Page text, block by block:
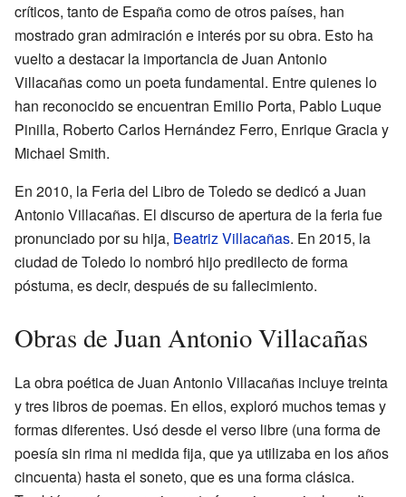
críticos, tanto de España como de otros países, han
mostrado gran admiración e interés por su obra. Esto ha
vuelto a destacar la importancia de Juan Antonio
Villacañas como un poeta fundamental. Entre quienes lo
han reconocido se encuentran Emilio Porta, Pablo Luque
Pinilla, Roberto Carlos Hernández Ferro, Enrique Gracia y
Michael Smith.
En 2010, la Feria del Libro de Toledo se dedicó a Juan
Antonio Villacañas. El discurso de apertura de la feria fue
pronunciado por su hija, Beatriz Villacañas. En 2015, la
ciudad de Toledo lo nombró hijo predilecto de forma
póstuma, es decir, después de su fallecimiento.
Obras de Juan Antonio Villacañas
La obra poética de Juan Antonio Villacañas incluye treinta
y tres libros de poemas. En ellos, exploró muchos temas y
formas diferentes. Usó desde el verso libre (una forma de
poesía sin rima ni medida fija, que ya utilizaba en los años
cincuenta) hasta el soneto, que es una forma clásica.